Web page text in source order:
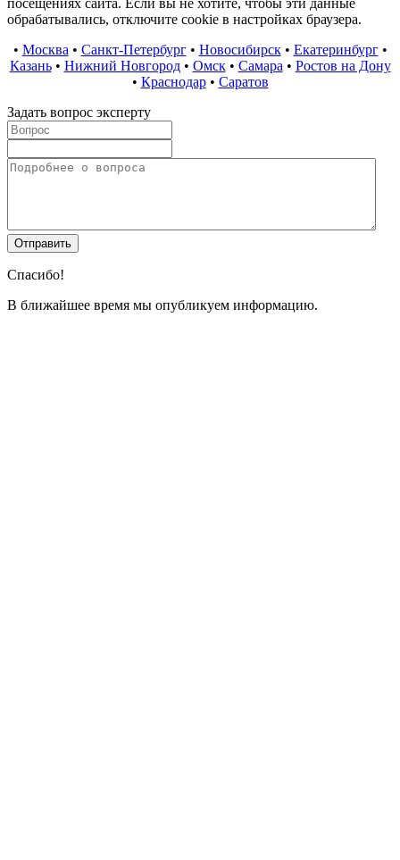
обрабатывались, отключите cookie в настройках браузера.
• Москва • Санкт-Петербург• Новосибирск• Екатеринбург•
Казань• Нижний Новгород• Омск• Самара • Ростов на Дону
• Краснодар• Саратов
Задать вопрос эксперту
Спасибо!
В ближайшее время мы опубликуем информацию.